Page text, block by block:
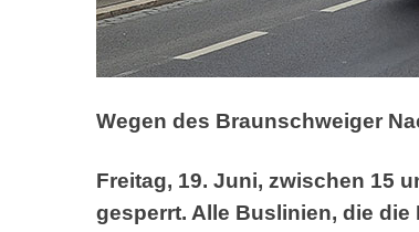
Wegen des Braunschweiger
Freitag, 19. Juni, zwischen 15
gesperrt. Alle Buslinien, die